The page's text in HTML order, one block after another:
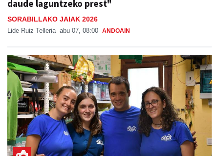
daude laguntzeko prest"
SORABILLAKO JAIAK 2026
Lide Ruiz Telleria abu 07, 08:00 ANDOAIN